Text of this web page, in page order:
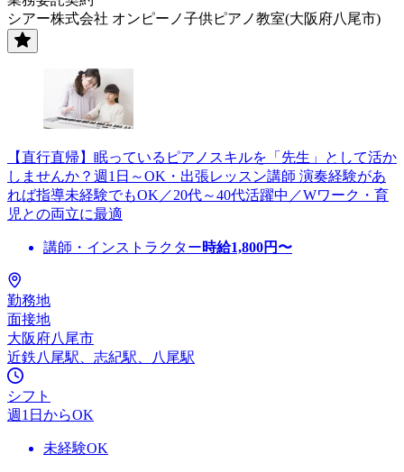
シアー株式会社 オンピーノ子供ピアノ教室(大阪府八尾市)
【直行直帰】眠っているピアノスキルを「先生」として活か
しませんか？週1日～OK・出張レッスン講師 演奏経験があ
れば指導未経験でもOK／20代～40代活躍中／Wワーク・育
児との両立に最適
講師・インストラクター時給1,800円〜
勤務地
面接地
大阪府八尾市
近鉄八尾駅、志紀駅、八尾駅
シフト
週1日からOK
未経験OK